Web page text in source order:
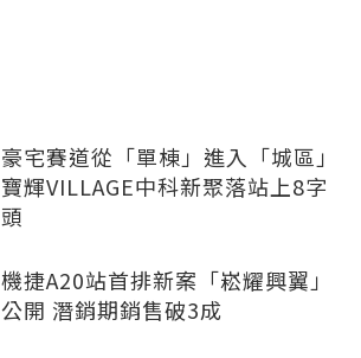
豪宅賽道從「單棟」進入「城區」
寶輝VILLAGE中科新聚落站上8字
頭
機捷A20站首排新案「崧耀興翼」
公開 潛銷期銷售破3成